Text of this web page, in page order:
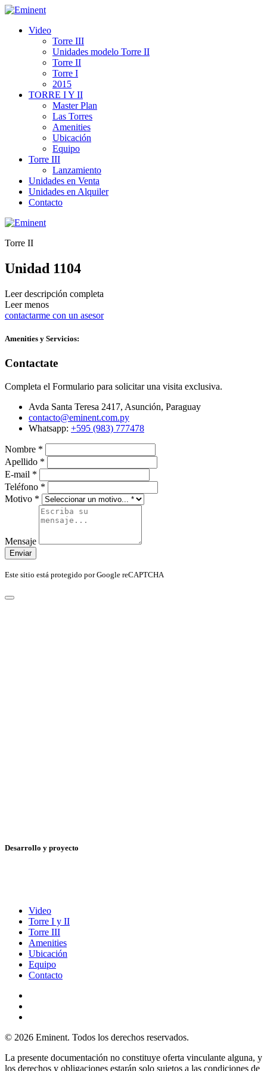
Video
Torre III
Unidades modelo Torre II
Torre II
Torre I
2015
TORRE I Y II
Master Plan
Las Torres
Amenities
Ubicación
Equipo
Torre III
Lanzamiento
Unidades en Venta
Unidades en Alquiler
Contacto
Torre II
Unidad 1104
Leer descripción completa
Leer menos
contactarme con un asesor
Amenities y Servicios:
Contactate
Completa el Formulario para solicitar una visita exclusiva.
Avda Santa Teresa 2417, Asunción, Paraguay
contacto@eminent.com.py
Whatsapp: +595 (983) 777478
Nombre *
Apellido *
E-mail *
Teléfono *
Motivo *
Mensaje
Enviar
Este sitio está protegido por Google reCAPTCHA
Desarrollo y proyecto
Video
Torre I y II
Torre III
Amenities
Ubicación
Equipo
Contacto
© 2026 Eminent. Todos los derechos reservados.
La presente documentación no constituye oferta vinculante alguna, y
los derechos y obligaciones estarán solo sujetos a las condiciones de